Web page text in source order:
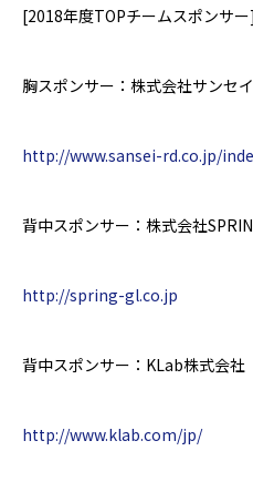
[2018年度TOPチームスポンサー]
胸スポンサー：株式会社サンセ
http://www.sansei-rd.co.jp/
背中スポンサー：株式会社
http://spring-gl.co.jp
背中スポンサー： KLab株式会社
http://www.klab.com/jp/